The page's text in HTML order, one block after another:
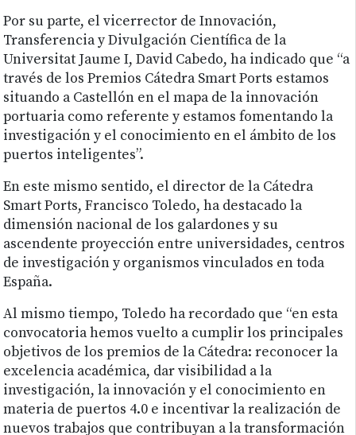
Por su parte, el vicerrector de Innovación,
Transferencia y Divulgación Científica de la
Universitat Jaume I, David Cabedo, ha indicado que “a
través de los Premios Cátedra Smart Ports estamos
situando a Castellón en el mapa de la innovación
portuaria como referente y estamos fomentando la
investigación y el conocimiento en el ámbito de los
puertos inteligentes”.
En este mismo sentido, el director de la Cátedra
Smart Ports, Francisco Toledo, ha destacado la
dimensión nacional de los galardones y su
ascendente proyección entre universidades, centros
de investigación y organismos vinculados en toda
España.
Al mismo tiempo, Toledo ha recordado que “en esta
convocatoria hemos vuelto a cumplir los principales
objetivos de los premios de la Cátedra: reconocer la
excelencia académica, dar visibilidad a la
investigación, la innovación y el conocimiento en
materia de puertos 4.0 e incentivar la realización de
nuevos trabajos que contribuyan a la transformación